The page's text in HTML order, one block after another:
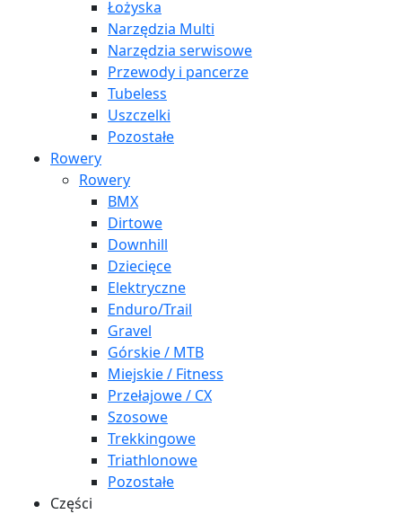
Łożyska
Narzędzia Multi
Narzędzia serwisowe
Przewody i pancerze
Tubeless
Uszczelki
Pozostałe
Rowery
Rowery
BMX
Dirtowe
Downhill
Dziecięce
Elektryczne
Enduro/Trail
Gravel
Górskie / MTB
Miejskie / Fitness
Przełajowe / CX
Szosowe
Trekkingowe
Triathlonowe
Pozostałe
Części